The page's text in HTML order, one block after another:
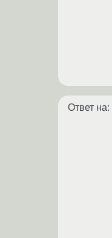
Ответ на: